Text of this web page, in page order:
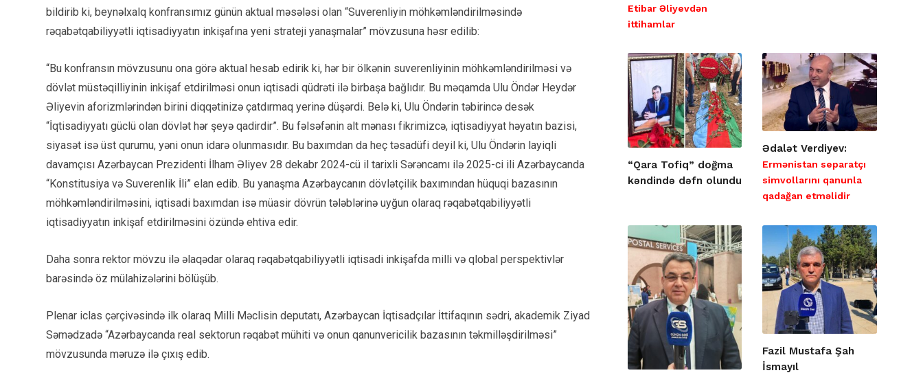
bildirib ki, beynəlxalq konfransımız günün aktual məsələsi olan “Suverenliyin möhkəmləndirilməsində
rəqabətqabiliyyətli iqtisadiyyatın inkişafına yeni strateji yanaşmalar” mövzusuna həsr edilib:
“Bu konfransın mövzusunu ona görə aktual hesab edirik ki, hər bir ölkənin suverenliyinin möhkəmləndirilməsi və
dövlət müstəqilliyinin inkişaf etdirilməsi onun iqtisadi qüdrəti ilə birbaşa bağlıdır. Bu məqamda Ulu Öndər Heydər
Əliyevin aforizmlərindən birini diqqətinizə çatdırmaq yerinə düşərdi. Belə ki, Ulu Öndərin təbirincə desək
“İqtisadiyyatı güclü olan dövlət hər şeyə qadirdir”. Bu fəlsəfənin alt mənası fikrimizcə, iqtisadiyyat həyatın bazisi,
siyasət isə üst qurumu, yəni onun idarə olunmasıdır. Bu baxımdan da heç təsadüfi deyil ki, Ulu Öndərin layiqli
davamçısı Azərbaycan Prezidenti İlham Əliyev 28 dekabr 2024-cü il tarixli Sərəncamı ilə 2025-ci ili Azərbaycanda
“Konstitusiya və Suverenlik İli” elan edib. Bu yanaşma Azərbaycanın dövlətçilik baxımından hüquqi bazasının
möhkəmləndirilməsini, iqtisadi baxımdan isə müasir dövrün tələblərinə uyğun olaraq rəqabətqabiliyyətli
iqtisadiyyatın inkişaf etdirilməsini özündə ehtiva edir.
Daha sonra rektor mövzu ilə əlaqədar olaraq rəqabətqabiliyyətli iqtisadi inkişafda milli və qlobal perspektivlər
barəsində öz mülahizələrini bölüşüb.
Plenar iclas çərçivəsində ilk olaraq Milli Məclisin deputatı, Azərbaycan İqtisadçılar İttifaqının sədri, akademik Ziyad
Səmədzadə “Azərbaycanda real sektorun rəqabət mühiti və onun qanunvericilik bazasının təkmilləşdirilməsi”
mövzusunda məruzə ilə çıxış edib.
Etibar Əliyevdən
ittihamlar
“Qara Tofiq” doğma
kəndində dəfn olundu
Ədalət Verdiyev:
Ermənistan separatçı
simvollarını qanunla
qadağan etməlidir
Fazil Mustafa Şah
İsmayıl